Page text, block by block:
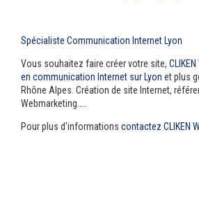
Spécialiste Communication Internet Lyon
Vous souhaitez faire créer votre site, CLIKEN
en communication Internet sur Lyon et plus
Rhône Alpes. Création de site Internet,
Webmarketing…..
Pour plus d'informations contactez CLIKEN